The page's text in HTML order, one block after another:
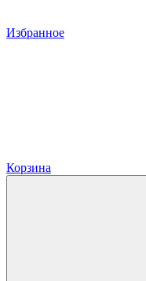
Избранное
Корзина